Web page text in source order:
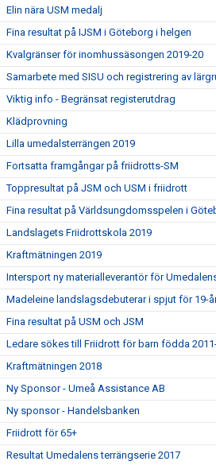
Elin nära USM medalj
Fina resultat på IJSM i Göteborg i helgen
Kvalgränser för inomhussäsongen 2019-20
Samarbete med SISU och registrering av
Viktig info - Begränsat registerutdrag
Klädprovning
Lilla umedalsterrängen 2019
Fortsatta framgångar på friidrotts-SM
Toppresultat på JSM och USM i friidrott
Fina resultat på Världsungdomsspelen i
Landslagets Friidrottskola 2019
Kraftmätningen 2019
Intersport ny materialleverantör för
Madeleine landslagsdebuterar i spjut för 19-
Fina resultat på USM och JSM
Ledare sökes till Friidrott för barn födda
Kraftmätningen 2018
Ny Sponsor - Umeå Assistance AB
Ny sponsor - Handelsbanken
Friidrott för 65+
Resultat Umedalens terrängserie 2017